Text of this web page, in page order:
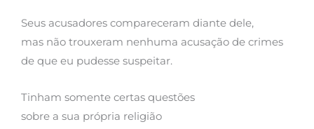
Seus acusadores compareceram diante dele,
mas não trouxeram nenhuma acusação de crimes
de que eu pudesse suspeitar.
Tinham somente certas questões
sobre a sua própria religião